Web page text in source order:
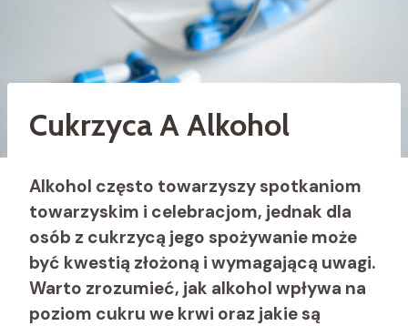
Cukrzyca A Alkohol
Alkohol często towarzyszy spotkaniom
towarzyskim i celebracjom, jednak dla
osób z cukrzycą jego spożywanie może
być kwestią złożoną i wymagającą uwagi.
Warto zrozumieć, jak alkohol wpływa na
poziom cukru we krwi oraz jakie są